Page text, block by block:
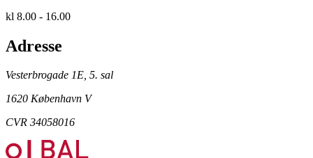
kl 8.00 - 16.00
Adresse
Vesterbrogade 1E, 5. sal
1620 København V
CVR 34058016